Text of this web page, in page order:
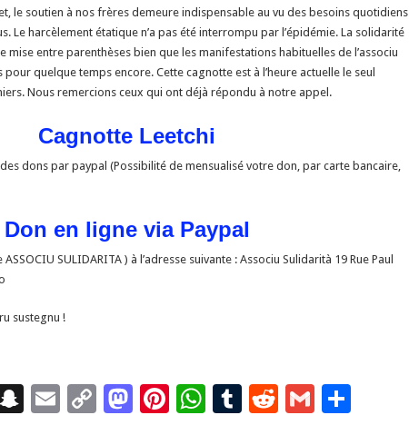
le soutien à nos frères demeure indispensable au vu des besoins quotidiens
Le harcèlement étatique n’a pas été interrompu par l’épidémie. La solidarité
mise entre parenthèses bien que les manifestations habituelles de l’associu
quelque temps encore. Cette cagnotte est à l’heure actuelle le seul
Nous remercions ceux qui ont déjà répondu à notre appel.
Cagnotte Leetchi
dons par paypal (Possibilité de mensualisé votre don, par carte bancaire,
Don en ligne via Paypal
ASSOCIU SULIDARITA ) à l’adresse suivante : Associu Sulidarità 19 Rue Paul
sustegnu !
S
E
C M Pi W T R G P